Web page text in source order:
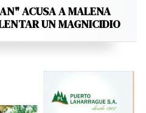
ACUSA A MALENA
UN MAGNICIDIO